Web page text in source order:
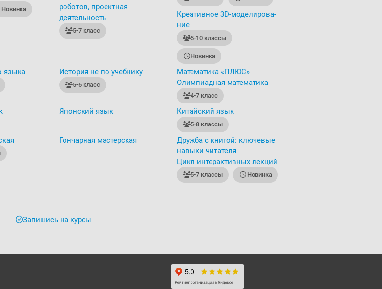
Новинка
роботов, проектная
деятельность
5-7 класс
Креативное 3D-мо­де­ли­ро­ва­
ние
5-10 классы
Новинка
языка История не по учебнику
5-6 класс
Математика «ПЛЮС»
Олимпиадная математика
4-7 класс
Японский язык Китайский язык
5-8 классы
Гончарная мастерская
Дружба с книгой: ключевые
навыки читателя
Цикл интерактивных лекций
5-7 классы Новинка
Запишись на курсы